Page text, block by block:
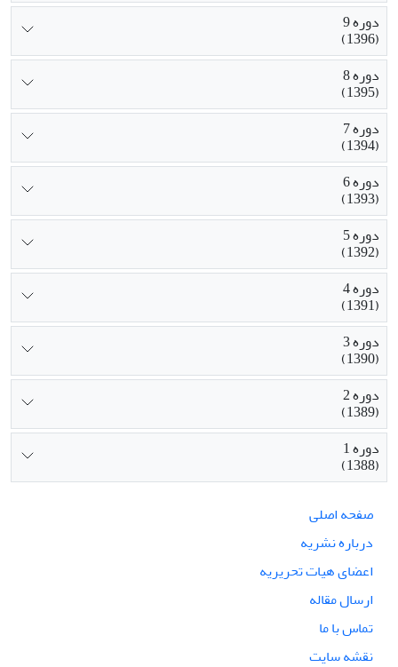
دوره 9
(1396)
دوره 8
(1395)
دوره 7
(1394)
دوره 6
(1393)
دوره 5
(1392)
دوره 4
(1391)
دوره 3
(1390)
دوره 2
(1389)
دوره 1
(1388)
صفحه اصلی
درباره نشریه
اعضای هیات تحریریه
ارسال مقاله
تماس با ما
نقشه سایت